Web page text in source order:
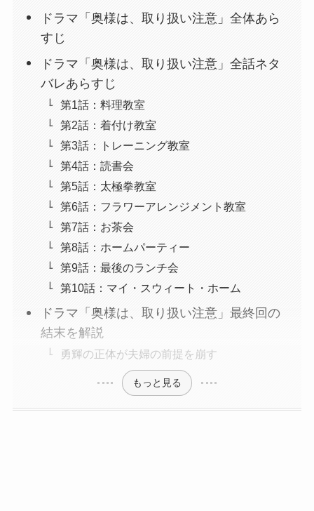
ドラマ「奥様は、取り扱い注意」全体あら
すじ
ドラマ「奥様は、取り扱い注意」全話ネタ
バレあらすじ
第1話：料理教室
第2話：着付け教室
第3話：トレーニング教室
第4話：読書会
第5話：太極拳教室
第6話：フラワーアレンジメント教室
第7話：お茶会
第8話：ホームパーティー
第9話：最後のランチ会
第10話：マイ・スウィート・ホーム
ドラマ「奥様は、取り扱い注意」最終回の
結末を解説
勇輝の正体が夫婦の前提を崩す
もっと見る